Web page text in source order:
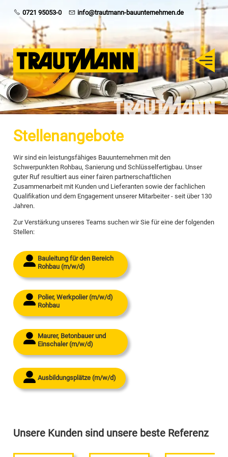
0721 95053-0 info@trautmann-bauunternehmen.de
Trautmann
Rohbau
Schlüsselfertig
Karriere
Stellenangebote
Wir sind ein leistungsfähiges Bauunternehmen mit den
Schwerpunkten Rohbau, Sanierung und Schlüsselfertigbau. Unser
guter Ruf resultiert aus einer fairen partnerschaftlichen
Zusammenarbeit mit Kunden und Lieferanten sowie der fachlichen
Qualifikation und dem Engagement unserer Mitarbeiter - seit über 130
Jahren.
Zur Verstärkung unseres Teams suchen wir Sie für eine der folgenden
Stellen:
Bauleitung für den Bereich
Rohbau (m/w/d)
Polier, Werkpolier (m/w/d)
Rohbau
Maurer, Betonbauer und
Einschaler (m/w/d)
Ausbildungsplätze (m/w/d)
Unsere Kunden sind unsere beste Referenz